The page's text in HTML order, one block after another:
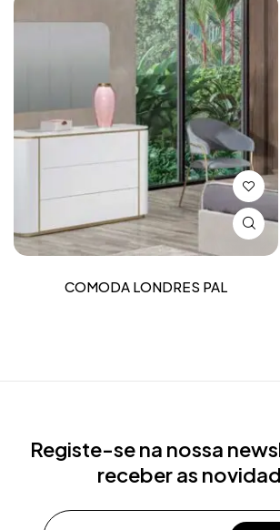
COMODA LONDRES PAL
Registe-se na nossa
receber as